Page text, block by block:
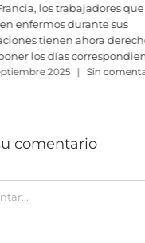
suma, por fin, a la emisión
electrónicas
2025 | Sin comentarios
comentario